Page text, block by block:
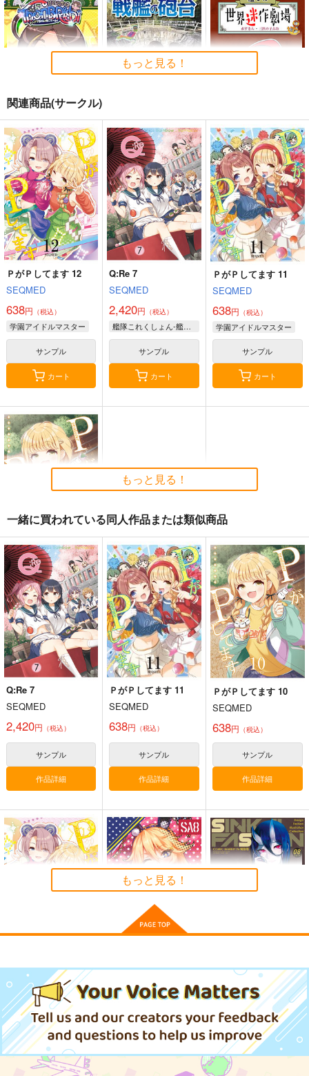
Thonbricchi～トンブ
リちゃんとねこてーと
く
KURONEKO-WORK's-
くろねこわぁくす-
660円（税込）
艦隊これくしょん-艦これ-
トンブリ
明石 大淀
サンプル
カート
戦艦の砲台 ～海から
陸へ！レーザー測量で
蘇る巨大地下空間・壱
岐要塞の全貌
さざなみ壊変
1,320円（税込）
ミリタリー
赤城
加賀
サンプル
艦これ世界迷作劇場～
赤ずきん・三匹の子ぶ
た～
さといも牧場
787円（税込）
艦隊これくしょん-艦これ-
暁
響 第六駆逐隊
サンプル
カート
ゲームマスター響～リ
さといも牧場
787円 （税込）
艦隊これくしょん-艦これ-
響
第六駆逐隊
サンプル
カート
つ 総集編その19
EINSATZ GRUPPE
専売 1,100 円
艦隊これくしょん-艦これ-
サンプル
カート
気高き者達の碑
サンプル
カート
艦これプロレス 四方
山話２
660円（税込）
艦隊これくしょん-艦これ-
暁
空母ヲ級
艦これプロレス24
Mystic Lab
2,200円（税込）
艦隊これくしょん-艦これ-
天龍
那珂
サンプル
カート
去年ルノアール鎮守府
で～
～
550 円（税込）
艦隊これくしょん-艦これ-
電
もっと見る！
関連商品(サークル)
ＰがＰしてます 12
SEQMED
638円 （税込）
学園アイドルマスター
サンプル
カート
Q:Re 7
SEQMED
2,420円 （税込）
艦隊これくしょん-艦これ-
サンプル
カート
ＰがＰしてます 11
SEQMED
638円 （税込）
学園アイドルマスター
サンプル
カート
ＰがＰしてます 10
SEQMED
638円（税込）
学園アイドルマスター
サンプル
カート
もっと見る！
一緒に買われている同人作品または類似商品
Q:Re 7
SEQMED
2,420円 （税込）
サンプル
作品詳細
ＰがＰしてます 11
SEQMED
638円 （税込）
サンプル
作品詳細
ＰがＰしてます 10
SEQMED
638円 （税込）
サンプル
作品詳細
SEQMED
638円（税込）
サンプル
作品詳細
ECTION 8
sakiyama幕府
（税込）
アイオワ
440円（税込）
サンプル
もっと見る！